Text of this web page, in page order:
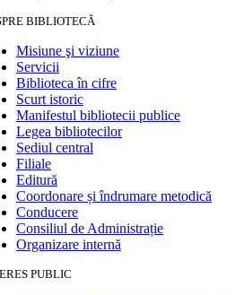
BIBLIOTECĂ
Misiune şi viziune
Servicii
Biblioteca în cifre
Scurt istoric
Manifestul bibliotecii publice
Legea bibliotecilor
Sediul central
Filiale
Editură
Coordonare și îndrumare metodică
Conducere
Consiliul de Administrație
Organizare internă
PUBLIC